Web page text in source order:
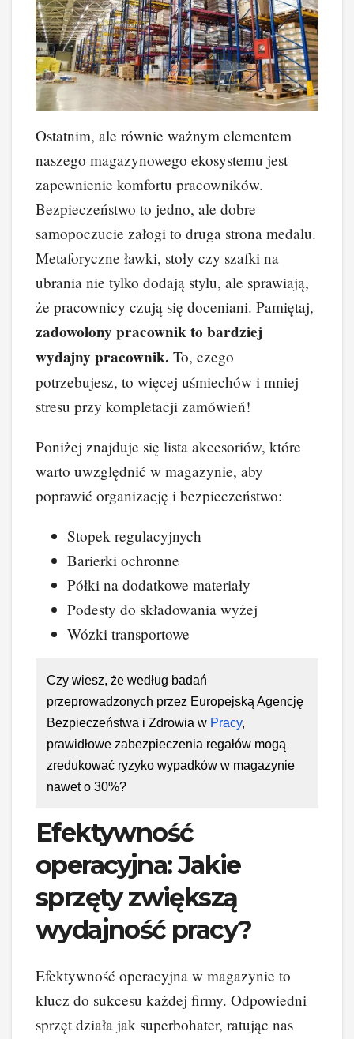
Ostatnim, ale równie ważnym elementem
naszego magazynowego ekosystemu jest
zapewnienie komfortu pracowników.
Bezpieczeństwo to jedno, ale dobre
samopoczucie załogi to druga strona medalu.
Metaforyczne ławki, stoły czy szafki na
ubrania nie tylko dodają stylu, ale sprawiają,
że pracownicy czują się doceniani. Pamiętaj,
zadowolony pracownik to bardziej
wydajny pracownik. To, czego
potrzebujesz, to więcej uśmiechów i mniej
stresu przy kompletacji zamówień!
Poniżej znajduje się lista akcesoriów, które
warto uwzględnić w magazynie, aby
poprawić organizację i bezpieczeństwo:
Stopek regulacyjnych
Barierki ochronne
Półki na dodatkowe materiały
Podesty do składowania wyżej
Wózki transportowe
Czy wiesz, że według badań
przeprowadzonych przez Europejską Agencję
Bezpieczeństwa i Zdrowia w Pracy,
prawidłowe zabezpieczenia regałów mogą
zredukować ryzyko wypadków w magazynie
nawet o 30%?
Efektywność
operacyjna: Jakie
sprzęty zwiększą
wydajność pracy?
Efektywność operacyjna w magazynie to
klucz do sukcesu każdej firmy. Odpowiedni
sprzęt działa jak superbohater, ratując nas